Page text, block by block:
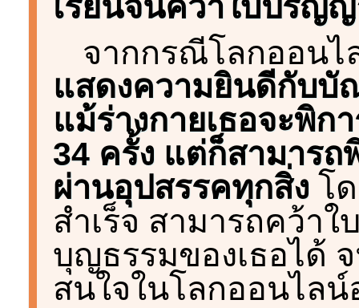
จากกรณีโลกออนไ
แสดงความยินดีกับ
แม้ร่างกายเธอจะพิก
34 ครั้ง แต่ก็สามาร
ผ่านอุปสรรคทุกสิ่งโด
สำเร็จ สามารถคว้า
บุญธรรมของเธอได้
สนใจในโลกออนไล